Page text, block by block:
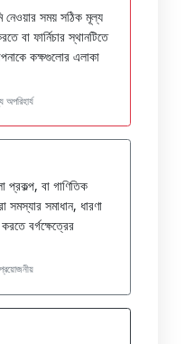
নেওয়ার সময় সঠিক মূল্য
বা ফার্নিচার স্থানটিতে
কক্ষগুলোর এলাকা
প্রকল্প, বা গাণিতিক
সমস্যার সমাধান, ধারণা
বর্গক্ষেত্রের